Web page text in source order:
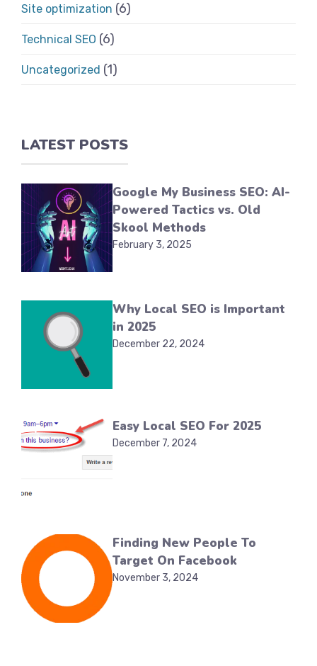
Site optimization (6)
Technical SEO (6)
Uncategorized (1)
LATEST POSTS
Google My Business SEO: AI-
Powered Tactics vs. Old
Skool Methods
February 3, 2025
Why Local SEO is Important
in 2025
December 22, 2024
Easy Local SEO For 2025
December 7, 2024
Finding New People To
Target On Facebook
November 3, 2024